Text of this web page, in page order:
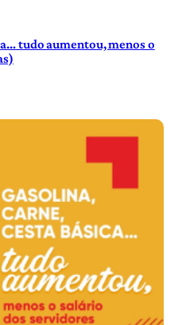
tudo aumentou, menos o